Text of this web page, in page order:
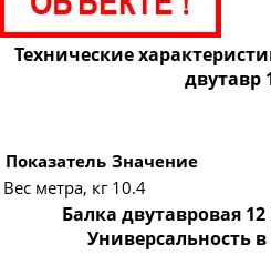
Технические
двутавр
Показатель Значение
Вес метра, кг 10.4
Балка двутавровая
Универсальность